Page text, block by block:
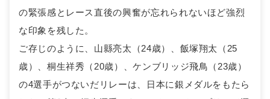
の緊張感とレース直後の興奮が忘れられないほど強烈
な印象を残した。
ご存じのように、山縣亮太（24歳）、飯塚翔太（25
歳）、桐生祥秀（20歳）、ケンブリッジ飛鳥（23歳）
の4選手がつないだリレーは、日本に銀メダルをもたら